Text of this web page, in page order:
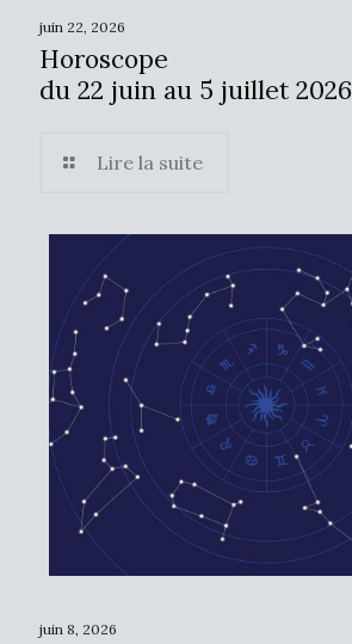
juin 22, 2026
Horoscope
du 22 juin au 5 juillet 2026
Lire la suite
juin 8, 2026